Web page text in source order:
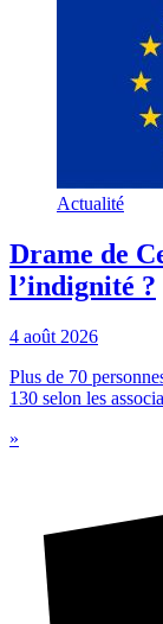
Actualité
Drame de
l’indignité ?
4 août 2026
Plus de 70
130 selon les
»